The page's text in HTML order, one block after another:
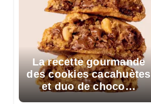
La recette gourmande
des cookies cacahuètes
et duo de choco…